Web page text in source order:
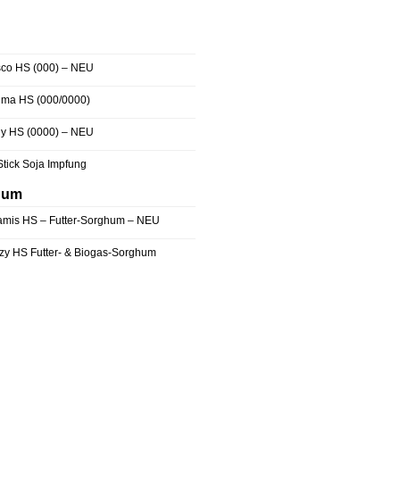
HS (000) – NEU
HS (000/0000)
HS (0000) – NEU
Soja Impfung
HS – Futter-Sorghum – NEU
HS Futter- & Biogas-Sorghum